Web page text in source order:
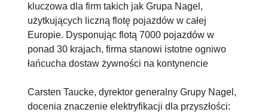
kluczowa dla firm takich jak Grupa Nagel,
użytkujących liczną flotę pojazdów w całej
Europie. Dysponując flotą 7000 pojazdów w
ponad 30 krajach, firma stanowi istotne ogniwo
łańcucha dostaw żywności na kontynencie
Carsten Taucke, dyrektor generalny Grupy Nagel,
docenia znaczenie elektryfikacji dla przyszłości: